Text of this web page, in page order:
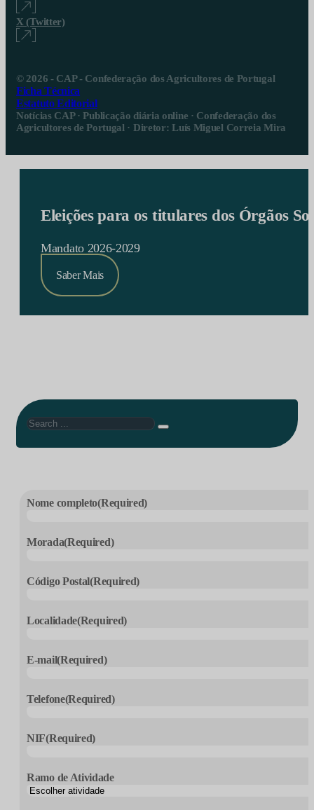
X (Twitter)
© 2026 - CAP - Confederação dos Agricultores de Portugal
Ficha Técnica
Estatuto Editorial
Notícias CAP · Publicação diária online · Confederação dos
Agricultores de Portugal · Diretor: Luís Miguel Correia Mira
Eleições para os titulares dos Órgãos
Mandato 2026-2029
Saber Mais
Search
Nome completo(Required)
Morada(Required)
Código Postal(Required)
Localidade(Required)
E-mail(Required)
Telefone(Required)
NIF(Required)
Ramo de Atividade